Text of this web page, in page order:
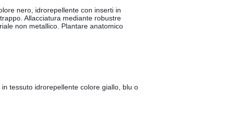
nero, idrorepellente con inserti in
resistenza allo strappo. Allacciatura mediante robustre
non metallico. Plantare anatomico
tessuto idrorepellente colore giallo, blu o